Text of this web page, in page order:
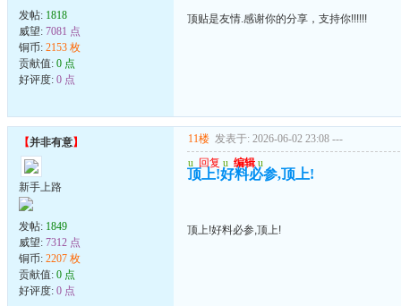
发帖: 1818
威望: 7081 点
铜币: 2153 枚
贡献值: 0 点
好评度: 0 点
顶贴是友情.感谢你的分享，支持你!!!!!!
【并非有意】
新手上路
发帖: 1849
威望: 7312 点
铜币: 2207 枚
贡献值: 0 点
好评度: 0 点
11楼 发表于: 2026-06-02 23:08 ---
u 回复 u 编辑 u
顶上!好料必参,顶上!
顶上!好料必参,顶上!